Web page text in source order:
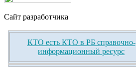
Сайт разработчика
КТО есть КТО в РБ справочно-
информационный ресурс